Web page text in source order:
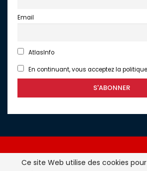
Email
AtlasInfo
En continuant, vous acceptez la
Ce site Web utilise des cookies